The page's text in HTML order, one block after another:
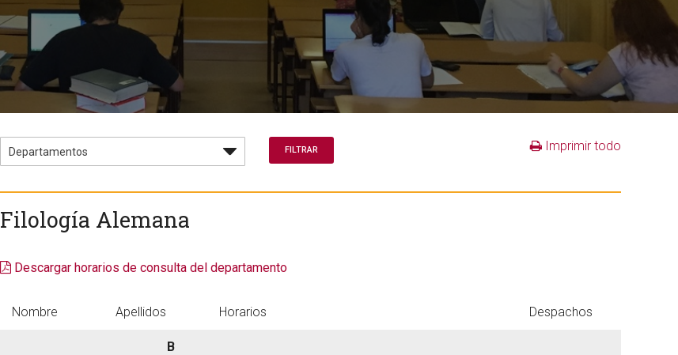
Imprimir todo
Filología Alemana
Descargar horarios de consulta del departamento
Nombre Apellidos Horarios Despachos
B